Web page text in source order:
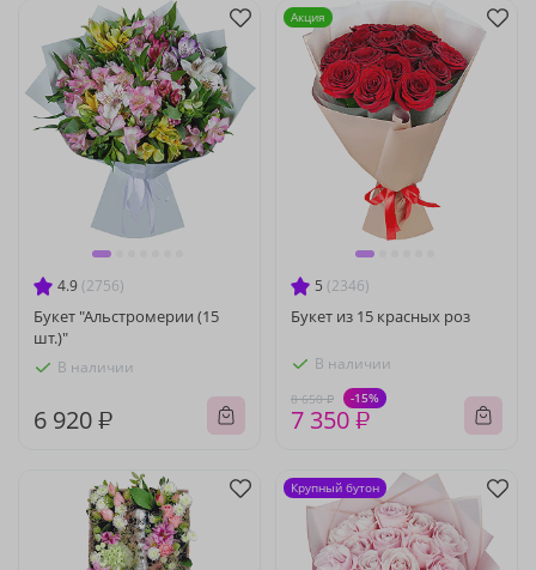
4.9 (2756)
Букет "Альстромерии (15
шт.)"
В наличии
6 920 ₽
5 (2346)
Букет из 15 красных роз
В наличии
8 650 ₽ -15%
7 350 ₽
Акция
Крупный бутон